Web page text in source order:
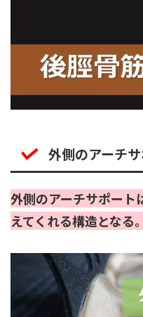
外側のアーチ
外側のアーチサポート
えてくれる構造となる。